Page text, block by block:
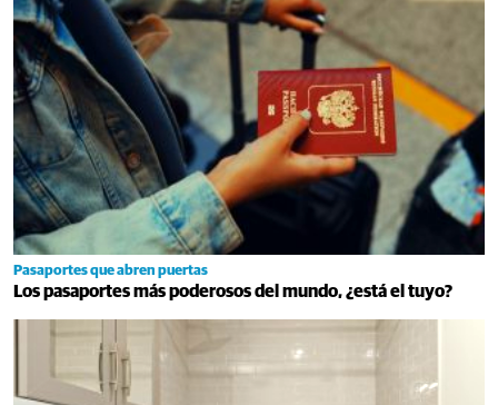
Pasaportes que abren puertas
Los pasaportes más poderosos del mundo, ¿está el tuyo?